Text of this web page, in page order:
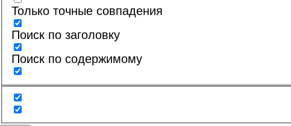
Только точные совпадения
Поиск по заголовку
Поиск по содержимому